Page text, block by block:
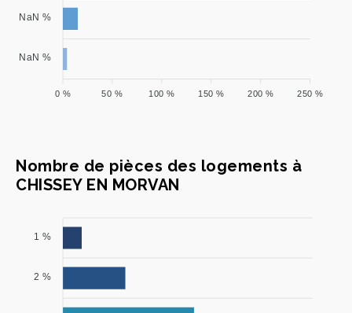
NaN %
NaN %
250 %
200 %
150 %
100 %
50 %
0 %
Nombre de pièces des logements à
CHISSEY EN MORVAN
1 %
2 %